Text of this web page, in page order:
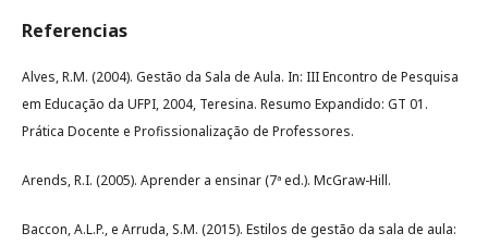
Referencias
Alves, R.M. (2004). Gestão da Sala de Aula. In: III Encontro de Pesquisa
em Educação da UFPI, 2004, Teresina. Resumo Expandido: GT 01.
Prática Docente e Profissionalização de Professores.
Arends, R.I. (2005). Aprender a ensinar (7ª ed.). McGraw-Hill.
Baccon, A.L.P., e Arruda, S.M. (2015). Estilos de gestão da sala de aula: